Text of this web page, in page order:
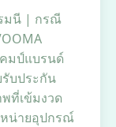
รมนี | กรณี
มป์แบรนด์
บประกัน
ที่เข้มงวด
หน่ายอุปกรณ์